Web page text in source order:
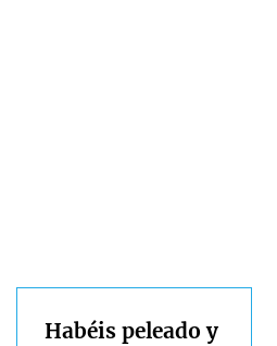
Habéis peleado y